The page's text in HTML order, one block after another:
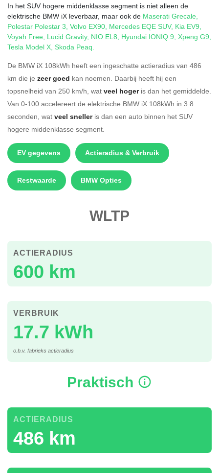
In het SUV hogere middenklasse segment is niet alleen de
elektrische BMW iX leverbaar, maar ook de Maserati Grecale,
Polestar Polestar 3, Volvo EX90, Mercedes EQE SUV, Kia EV9,
Voyah Free, Lucid Gravity, NIO EL8, Hyundai IONIQ 9, Xpeng G9,
Tesla Model X, Skoda Peaq.
De BMW iX 108kWh heeft een ingeschatte actieradius van 486
km die je zeer goed kan noemen. Daarbij heeft hij een
topsnelheid van 250 km/h, wat veel hogeris dan het gemiddelde.
Van 0-100 accelereert de elektrische BMW iX 108kWh in 3.8
seconden, wat veel snelleris dan een auto binnen het SUV
hogere middenklasse segment.
EV gegevens Actieradius & Verbruik
Restwaarde BMW Opties
WLTP
600 km
ACTIERADIUS
17.7 kWh
VERBRUIK
o.b.v. fabrieks actieradius
Praktisch
486 km
ACTIERADIUS